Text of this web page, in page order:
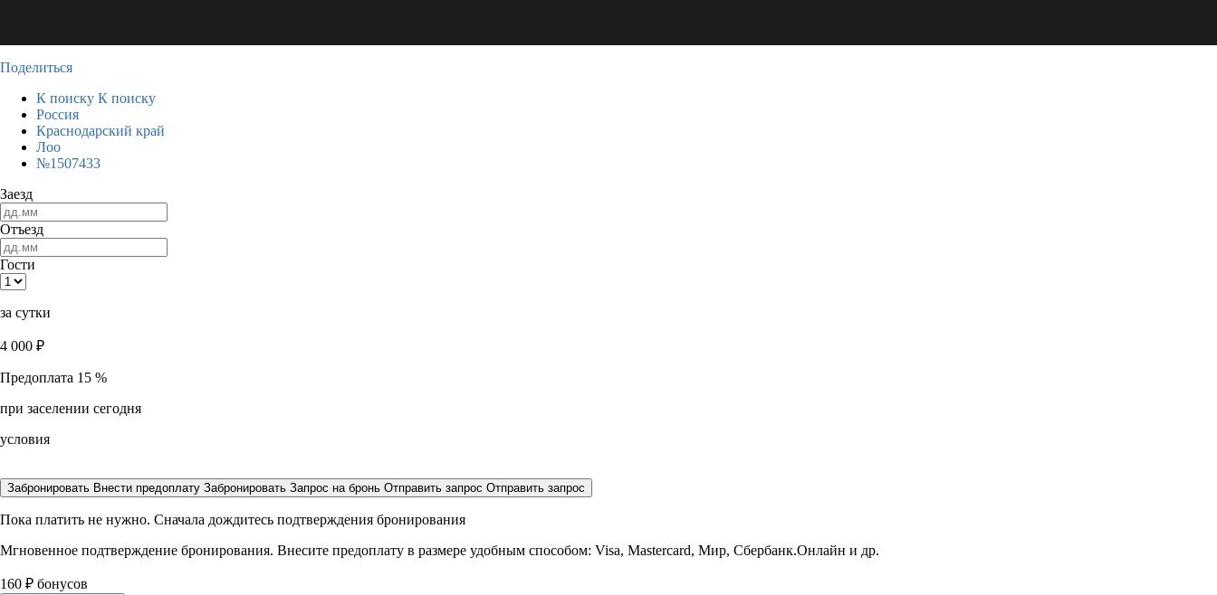
Поделиться
К поиску К поиску
Россия
Краснодарский край
Лоо
№1507433
Заезд
Отъезд
Гости
за сутки
4 000 ₽
Предоплата 15 %
при заселении сегодня
условия
Забронировать Внести предоплату Забронировать Запрос на бронь Отправить запрос Отправить запрос
Пока платить не нужно. Сначала дождитесь подтверждения бронирования
Мгновенное подтверждение бронирования. Внесите предоплату в размере удобным способом: Visa, Mastercard, Мир, Сбербанк.Онлайн и др.
160 ₽ бонусов